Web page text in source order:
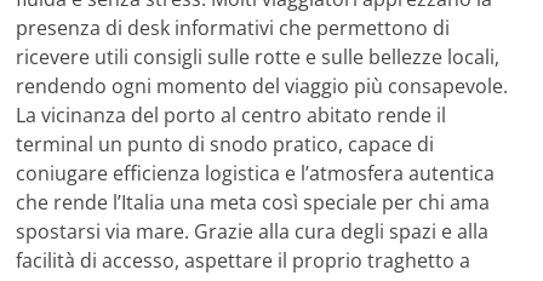
presenza di desk informativi che permettono di
ricevere utili consigli sulle rotte e sulle bellezze locali,
rendendo ogni momento del viaggio più consapevole.
La vicinanza del porto al centro abitato rende il
terminal un punto di snodo pratico, capace di
coniugare efficienza logistica e l’atmosfera autentica
che rende l’Italia una meta così speciale per chi ama
spostarsi via mare. Grazie alla cura degli spazi e alla
facilità di accesso, aspettare il proprio traghetto a